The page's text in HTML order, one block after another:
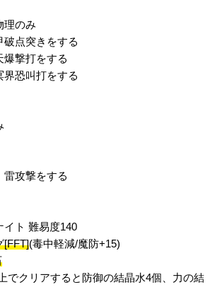
理のみ
破点突きをする
爆撃打をする
界恐叫打をする
雷攻撃をする
イト 難易度140
[FFT](毒中軽減/魔防+15)
でクリアすると防御の結晶水4個、力の結